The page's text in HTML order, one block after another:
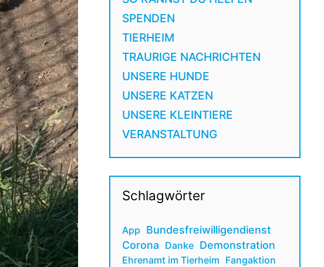
SPENDEN
TIERHEIM
TRAURIGE NACHRICHTEN
UNSERE HUNDE
UNSERE KATZEN
UNSERE KLEINTIERE
VERANSTALTUNG
Schlagwörter
App Bundesfreiwilligendienst
Corona Danke Demonstration
Ehrenamt im Tierheim Fangaktion